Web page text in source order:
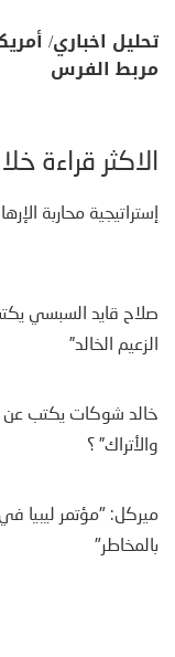
تحليل اخباري/
مربط الفرس
الأكثر قراءة
إستراتيجية محاربة
صلاح قايد السبسي
الزعيم الخالد”
خالد شوكات يكتب عن
والأتراك” ؟
ميركل: "مؤتمر ليبيا
بالمخاطر"